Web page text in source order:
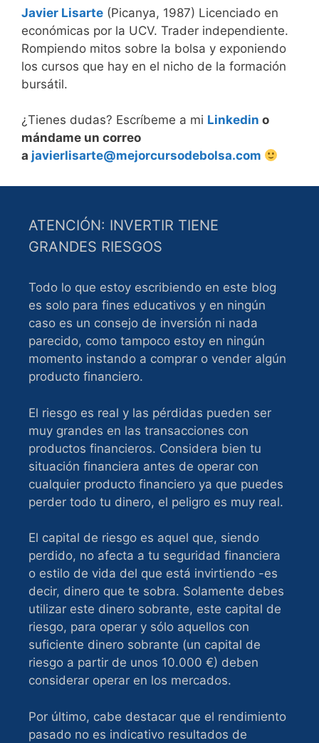
Javier Lisarte (Picanya, 1987) Licenciado en
económicas por la UCV. Trader independiente.
Rompiendo mitos sobre la bolsa y exponiendo
los cursos que hay en el nicho de la formación
bursátil.
¿Tienes dudas? Escríbeme a mi Linkedin o
mándame un correo
a javierlisarte@mejorcursodebolsa.com
ATENCIÓN: INVERTIR TIENE
GRANDES RIESGOS
Todo lo que estoy escribiendo en este blog
es solo para fines educativos y en ningún
caso es un consejo de inversión ni nada
parecido, como tampoco estoy en ningún
momento instando a comprar o vender algún
producto financiero.
El riesgo es real y las pérdidas pueden ser
muy grandes en las transacciones con
productos financieros. Considera bien tu
situación financiera antes de operar con
cualquier producto financiero ya que puedes
perder todo tu dinero, el peligro es muy real.
El capital de riesgo es aquel que, siendo
perdido, no afecta a tu seguridad financiera
o estilo de vida del que está invirtiendo -es
decir, dinero que te sobra. Solamente debes
utilizar este dinero sobrante, este capital de
riesgo, para operar y sólo aquellos con
suficiente dinero sobrante (un capital de
riesgo a partir de unos 10.000 €) deben
considerar operar en los mercados.
Por último, cabe destacar que el rendimiento
pasado no es indicativo resultados de